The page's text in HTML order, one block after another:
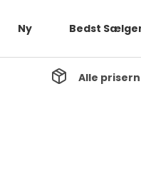
Ny Bedst
Alle